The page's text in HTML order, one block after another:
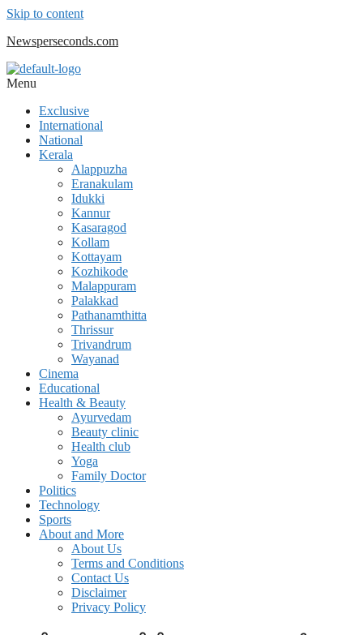
Skip to content
Newsperseconds.com
Menu
Exclusive
International
National
Kerala
Alappuzha
Eranakulam
Idukki
Kannur
Kasaragod
Kollam
Kottayam
Kozhikode
Malappuram
Palakkad
Pathanamthitta
Thrissur
Trivandrum
Wayanad
Cinema
Educational
Health & Beauty
Ayurvedam
Beauty clinic
Health club
Yoga
Family Doctor
Politics
Technology
Sports
About and More
About Us
Terms and Conditions
Contact Us
Disclaimer
Privacy Policy